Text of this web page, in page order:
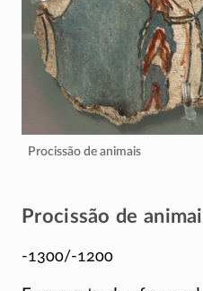
Procissão de animais
Procissão de
-1300/-1200